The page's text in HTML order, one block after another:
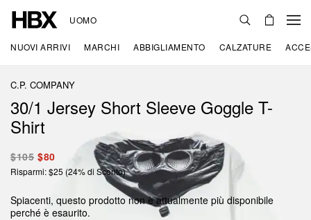
UOMO
NUOVI ARRIVI MARCHI ABBIGLIAMENTO CALZATURE
C.P. COMPANY
30/1 Jersey Short Sleeve Goggle T-
Shirt
$105 $80
Risparmi: $25 (24% di Sconto)
Spiacenti, questo prodotto non è attualmente più disponibile
perché è esaurito.